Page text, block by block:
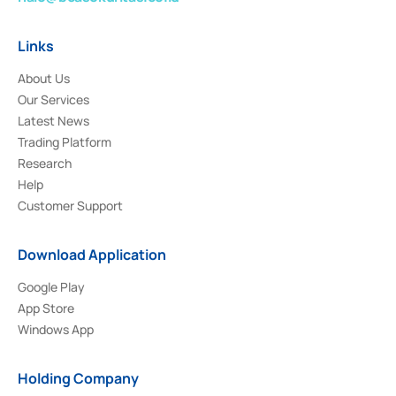
Links
About Us
Our Services
Latest News
Trading Platform
Research
Help
Customer Support
Download Application
Google Play
App Store
Windows App
Holding Company